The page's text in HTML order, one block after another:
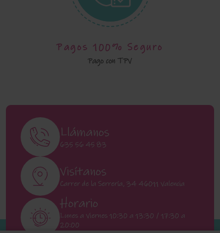
Pagos 100% Seguro
Pago con TPV
Llámanos
635 56 45 83
Visítanos
Carrer de la Serrería, 34 46011 Valencia
Horario
Lunes a Viernes 10:30 a 13:30 / 17:30 a
20:00